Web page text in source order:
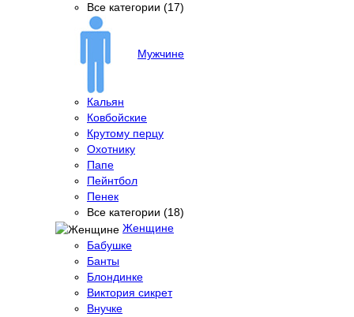
Все категории (17)
Мужчине
Кальян
Ковбойские
Крутому перцу
Охотнику
Папе
Пейнтбол
Пенек
Все категории (18)
Женщине
Бабушке
Банты
Блондинке
Виктория сикрет
Внучке